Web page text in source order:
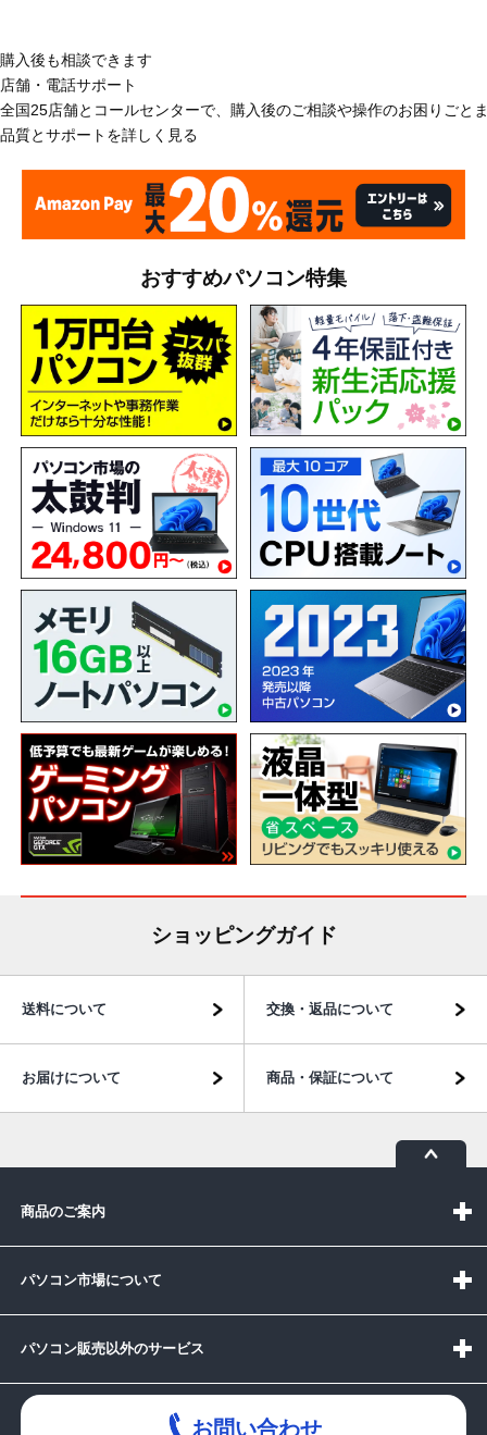
購入後も相談できます
店舗・電話サポート
全国25店舗とコールセンターで、購入後のご相談や操作のお困りごと
品質とサポートを詳しく見る
おすすめパソコン特集
ショッピングガイド
送料について 交換・返品について
お届けについて 商品・保証について
商品のご案内
パソコン市場について
パソコン販売以外のサービス
お問い合わせ